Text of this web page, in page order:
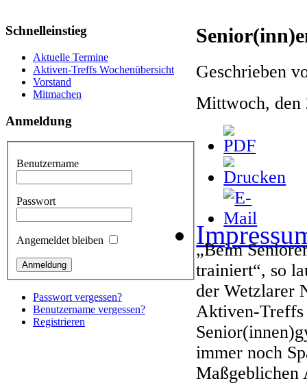
Geschrieben
Mittwoch, den
„Beim
trainiert“, so
der Wetzlarer
Aktiven-Treffs
immer noch
Maßgeblichen
Schnelleinstieg
Aktuelle Termine
Aktiven-Treffs Wochenübersicht
Vorstand
Mitmachen
Anmeldung
Benutzername
Passwort
Angemeldet bleiben
Passwort vergessen?
Benutzername vergessen?
Registrieren